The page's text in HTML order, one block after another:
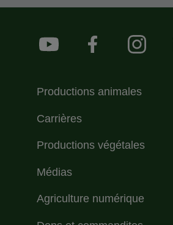
Productions animales
Carrières
Productions végétales
Médias
Agriculture numérique
Footer Social Medias
YouTube Facebook Instagram